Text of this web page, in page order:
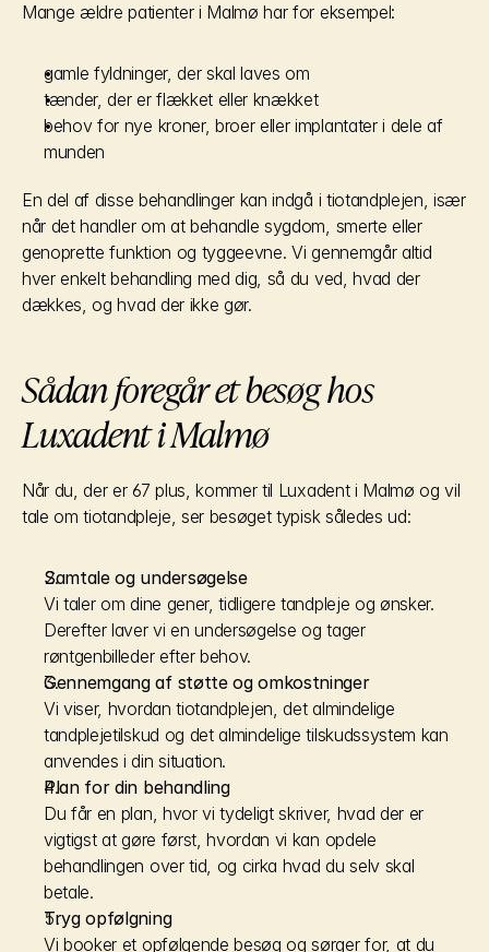
Mange ældre patienter i Malmø har for eksempel:
gamle fyldninger, der skal laves om
tænder, der er flækket eller knækket
behov for nye kroner, broer eller implantater i dele af
munden
En del af disse behandlinger kan indgå i tiotandplejen, især
når det handler om at behandle sygdom, smerte eller
genoprette funktion og tyggeevne. Vi gennemgår altid
hver enkelt behandling med dig, så du ved, hvad der
dækkes, og hvad der ikke gør.
Sådan foregår et besøg hos
Luxadent i Malmø
Når du, der er 67 plus, kommer til Luxadent i Malmø og vil
tale om tiotandpleje, ser besøget typisk således ud:
Samtale og undersøgelse
Vi taler om dine gener, tidligere tandpleje og ønsker.
Derefter laver vi en undersøgelse og tager
røntgenbilleder efter behov.
Gennemgang af støtte og omkostninger
Vi viser, hvordan tiotandplejen, det almindelige
tandplejetilskud og det almindelige tilskudssystem kan
anvendes i din situation.
Plan for din behandling
Du får en plan, hvor vi tydeligt skriver, hvad der er
vigtigst at gøre først, hvordan vi kan opdele
behandlingen over tid, og cirka hvad du selv skal
betale.
Tryg opfølgning
Vi booker et opfølgende besøg og sørger for, at du